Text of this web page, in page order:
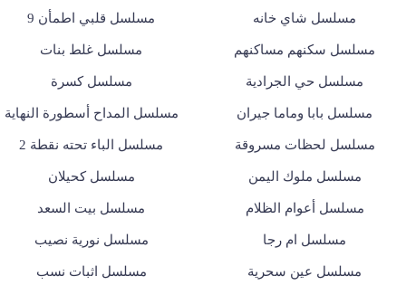
مسلسل شاي خانه مسلسل قلبي اطمأن 9
مسلسل سكنهم مساكنهم مسلسل غلط بنات
مسلسل حي الجرادية مسلسل كسرة
مسلسل بابا وماما جيران مسلسل المداح أسطورة النهاية
مسلسل لحظات مسروقة مسلسل الباء تحته نقطة 2
مسلسل ملوك اليمن مسلسل كحيلان
مسلسل أعوام الظلام مسلسل بيت السعد
مسلسل ام رجا مسلسل نورية نصيب
مسلسل عين سحرية مسلسل اثبات نسب